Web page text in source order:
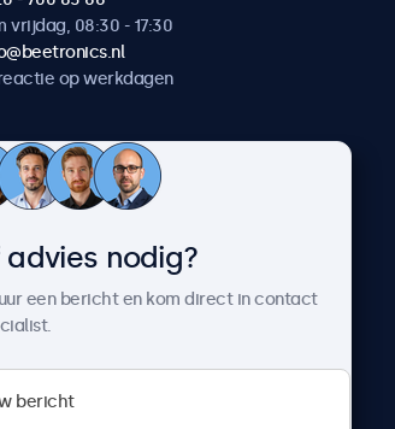
vrijdag, 08:30 - 17:30
op werkdagen
Over Beetronics
Nieuws en updates
Werken bij Beetronics
Algemene voorwaarden
advies nodig?
een bericht en kom direct in contact